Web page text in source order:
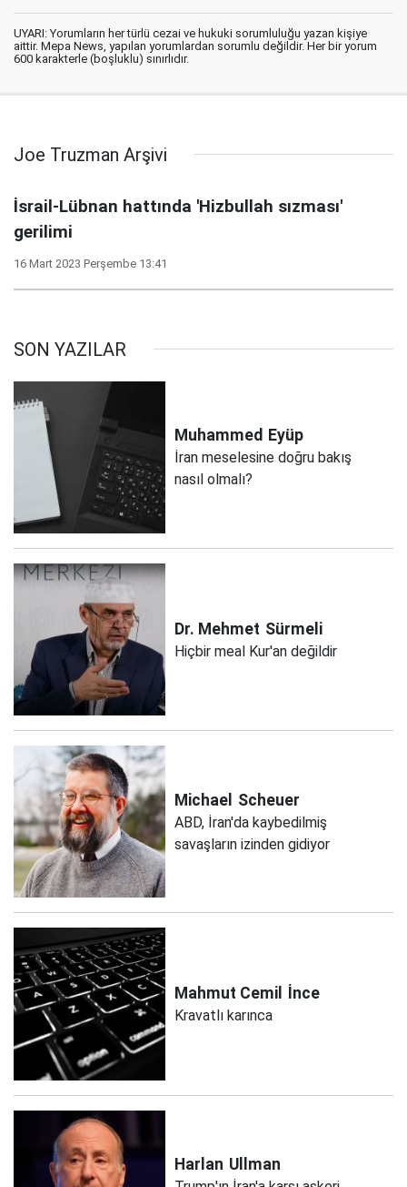
UYARI: Yorumların her türlü cezai ve hukuki sorumluluğu yazan kişiye
aittir. Mepa News, yapılan yorumlardan sorumlu değildir. Her bir yorum
600 karakterle (boşluklu) sınırlıdır.
Joe Truzman Arşivi
İsrail-Lübnan hattında 'Hizbullah sızması'
gerilimi
16 Mart 2023 Perşembe 13:41
SON YAZILAR
Muhammed Eyüp
İran meselesine doğru bakış
nasıl olmalı?
Dr. Mehmet Sürmeli
Hiçbir meal Kur'an değildir
Michael Scheuer
ABD, İran'da kaybedilmiş
savaşların izinden gidiyor
Mahmut Cemil İnce
Kravatlı karınca
Harlan Ullman